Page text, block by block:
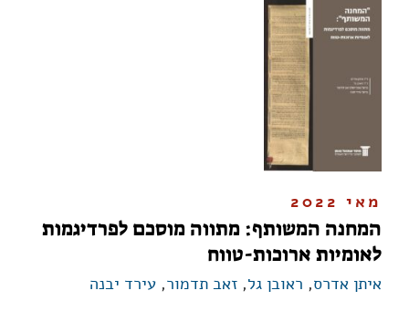
מאי 2022
המחנה המשותף: מתווה מוסכם לפרדיגמות
לאומיות ארוכות-טווח
איתן אדרס, ראובן גל, זאב תדמור, עירד יבנה